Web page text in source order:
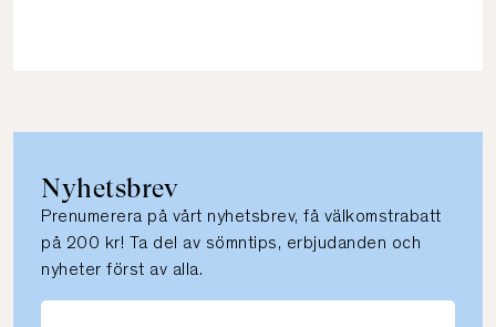
Nyhetsbrev
Prenumerera på vårt nyhetsbrev, få välkomstrabatt
på 200 kr! Ta del av sömntips, erbjudanden och
nyheter först av alla.